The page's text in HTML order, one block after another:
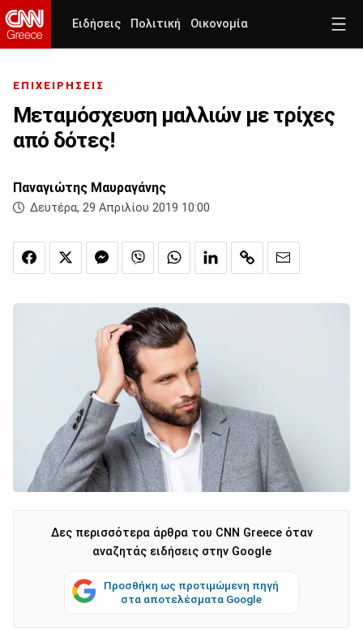
Ειδήσεις Πολιτική Οικονομία
ΕΠΙΧΕΙΡΗΣΕΙΣ
Μεταμόσχευση μαλλιών με τρίχες
από δότες!
Παναγιώτης Μαυραγάνης
Δευτέρα, 29 Απριλίου 2019 10:00
Δες περισσότερα άρθρα του CNN Greece όταν
αναζητάς ειδήσεις στην Google
Προσθήκη ως προτιμώμενη πηγή
στα αποτελέσματα Google